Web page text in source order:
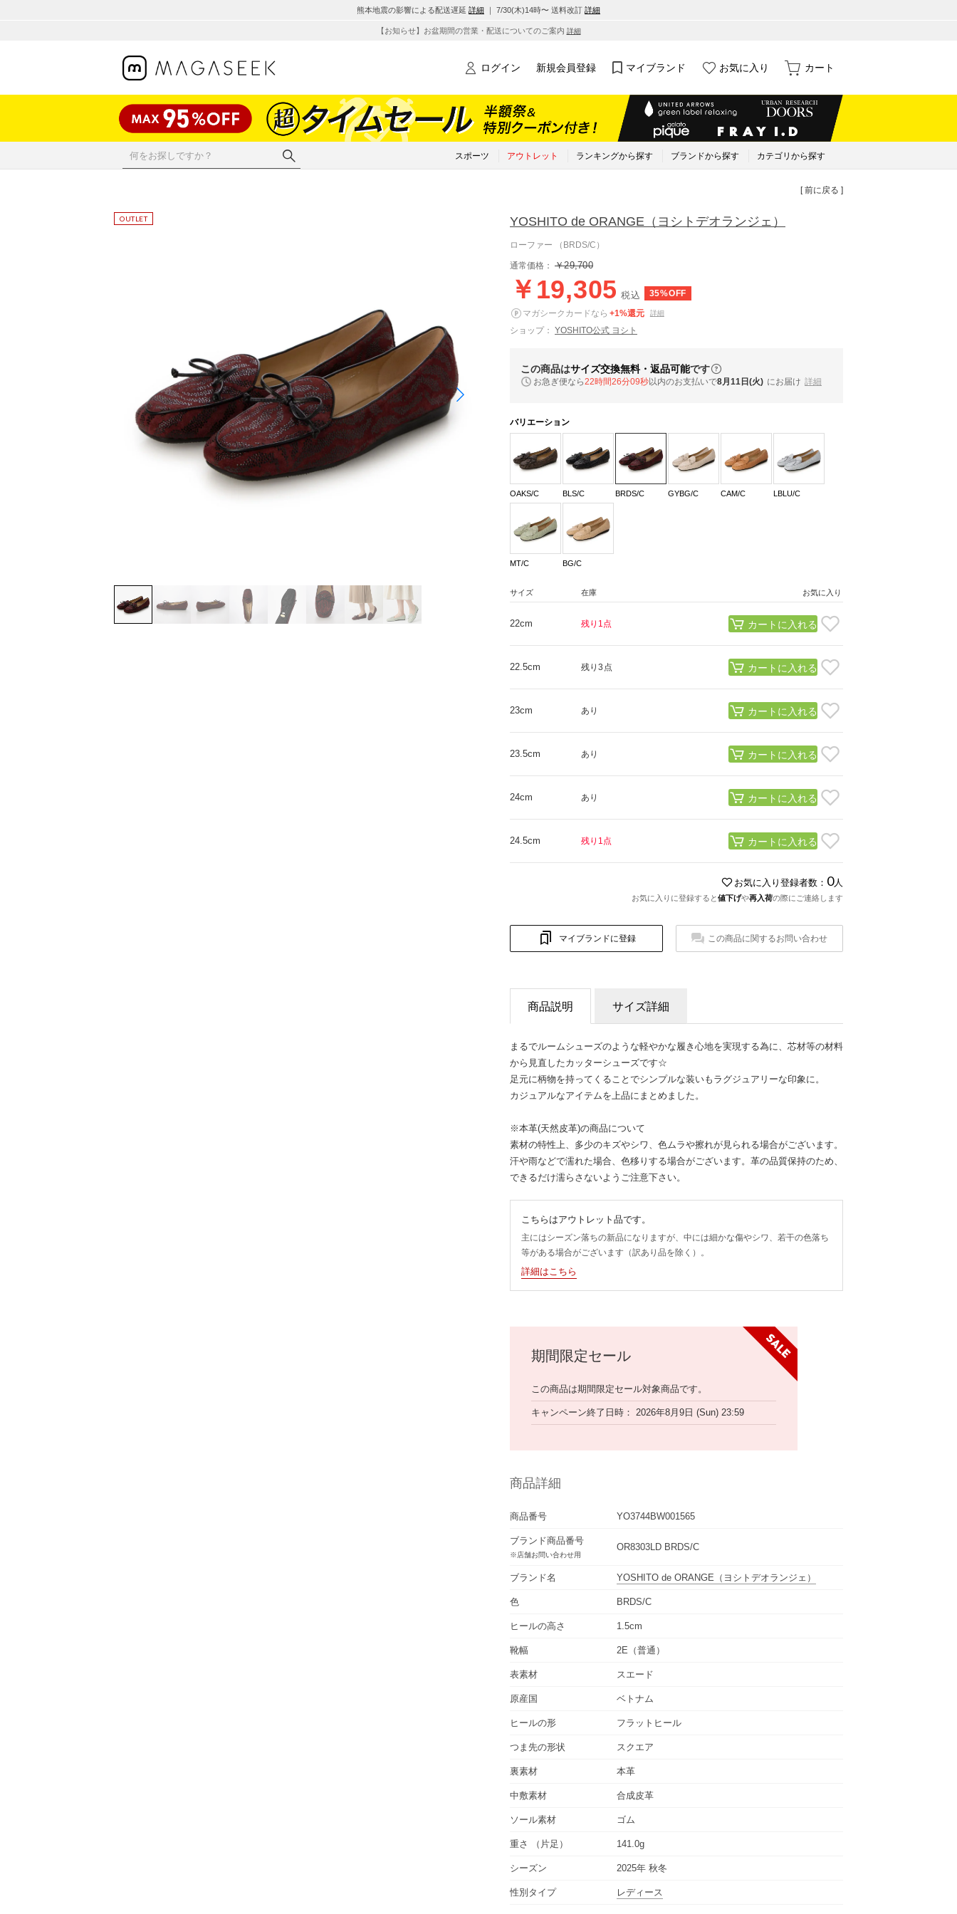
熊本地震の影響による配送遅延 詳細 ｜ 7/30(木)14時〜 送料改訂 詳細
【お知らせ】お盆期間の営業・配送についてのご案内 詳細
ログイン 新規会員登録 マイブランド お気に入り カート
スポーツ アウトレット ランキングから探す ブランドから探す カテゴリから探す
[ 前に戻る ]
YOSHITO de ORANGE （ヨシトデオランジェ）
ローファー （BRDS/C）
通常価格： ￥29,700
￥19,305 税込
35%OFF
マガシークカードなら +1%還元 詳細
ショップ： YOSHITO公式 ヨシト
この商品はサイズ交換無料・返品可能です
お急ぎ便なら22時間26分08秒以内のお支払いで8月11日(火) にお届け 詳細
バリエーション
OAKS/C BLS/C BRDS/C GYBG/C CAM/C LBLU/C
MT/C BG/C
サイズ 在庫 お気に入り
22cm 残り1点 カートに入れる
22.5cm 残り3点 カートに入れる
23cm あり カートに入れる
23.5cm あり カートに入れる
24cm あり カートに入れる
24.5cm 残り1点 カートに入れる
お気に入り登録者数： 0人
お気に入りに登録すると値下げや再入荷の際にご連絡します
マイブランドに登録 この商品に関するお問い合わせ
商品説明 サイズ詳細
まるでルームシューズのような軽やかな履き心地を実現する為に、芯材等の材料
から見直したカッターシューズです☆
足元に柄物を持ってくることでシンプルな装いもラグジュアリーな印象に。
カジュアルなアイテムを上品にまとめました。
※本革(天然皮革)の商品について
素材の特性上、多少のキズやシワ、色ムラや擦れが見られる場合がございます。
汗や雨などで濡れた場合、色移りする場合がございます。革の品質保持のため、
できるだけ濡らさないようご注意下さい。
こちらはアウトレット品です。
主にはシーズン落ちの新品になりますが、中には細かな傷やシワ、若干の色落ち
等がある場合がございます（訳あり品を除く）。
詳細はこちら
期間限定セール
この商品は期間限定セール対象商品です。
キャンペーン終了日時 2026年8月9日 (Sun) 23:59
商品詳細
商品番号 YO3744BW001565
ブランド商品番号
※店舗お問い合わせ用
OR8303LD BRDS/C
ブランド名 YOSHITO de ORANGE （ヨシトデオランジェ）
色 BRDS/C
ヒールの高さ 1.5cm
靴幅 2E（普通）
表素材 スエード
原産国 ベトナム
ヒールの形 フラットヒール
つま先の形状 スクエア
裏素材 本革
中敷素材 合成皮革
ソール素材 ゴム
重さ （片足） 141.0g
シーズン 2025年 秋冬
性別タイプ レディース